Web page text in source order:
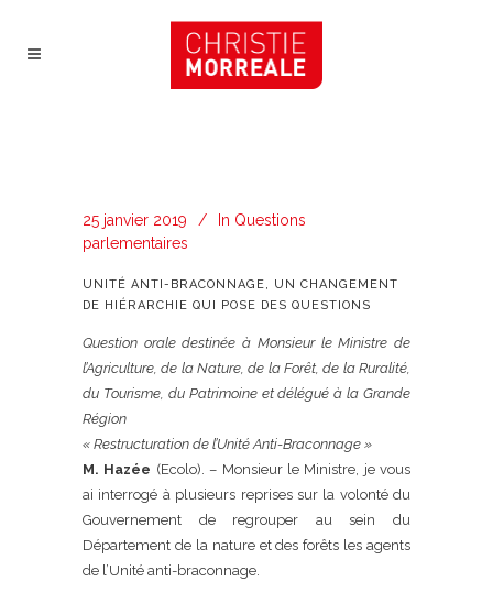
25 janvier 2019 In Questions
parlementaires
UNITÉ ANTI-BRACONNAGE, UN CHANGEMENT
DE HIÉRARCHIE QUI POSE DES QUESTIONS
Question orale destinée à Monsieur le Ministre de
l’Agriculture, de la Nature, de la Forêt, de la Ruralité,
du Tourisme, du Patrimoine et délégué à la Grande
Région
« Restructuration de l’Unité Anti-Braconnage »
M. Hazée (Ecolo). – Monsieur le Ministre, je vous
ai interrogé à plusieurs reprises sur la volonté du
Gouvernement de regrouper au sein du
Département de la nature et des forêts les agents
de l’Unité anti-braconnage.